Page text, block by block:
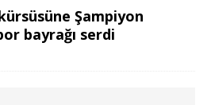
Şampiyon
bayrağı serdi